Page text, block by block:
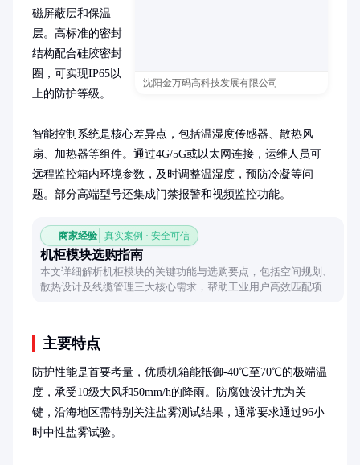
沈阳金万码高科技发展有限公司
磁屏蔽层和保温
层。高标准的密封
结构配合硅胶密封
圈，可实现IP65以
上的防护等级。
智能控制系统是核心差异点，包括温湿度传感器、散热风
扇、加热器等组件。通过4G/5G或以太网连接，运维人员可
远程监控箱内环境参数，及时调整温湿度，预防冷凝等问
题。部分高端型号还集成门禁报警和视频监控功能。
商家经验 真实案例 · 安全可信
机柜模块选购指南
本文详细解析机柜模块的关键功能与选购要点，包括空间规划、
散热设计及线缆管理三大核心需求，帮助工业用户高效匹配项目
主要特点
防护性能是首要考量，优质机箱能抵御-40℃至70℃的极端温
度，承受10级大风和50mm/h的降雨。防腐蚀设计尤为关
键，沿海地区需特别关注盐雾测试结果，通常要求通过96小
时中性盐雾试验。